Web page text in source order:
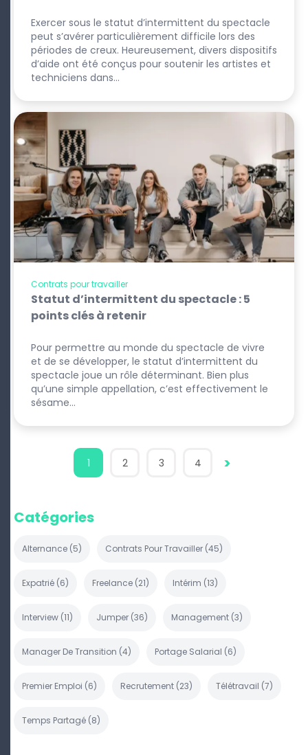
Exercer sous le statut d’intermittent du spectacle
peut s’avérer particulièrement difficile lors des
périodes de creux. Heureusement, divers dispositifs
d’aide ont été conçus pour soutenir les artistes et
techniciens dans…
Contrats pour travailler
Statut d’intermittent du spectacle : 5
points clés à retenir
Pour permettre au monde du spectacle de vivre
et de se développer, le statut d’intermittent du
spectacle joue un rôle déterminant. Bien plus
qu’une simple appellation, c’est effectivement le
sésame…
1 2 3 4 >
Catégories
Alternance (5) Contrats Pour Travailler (45)
Expatrié (6) Freelance (21) Intérim (13)
Interview (11) Jumper (36) Management (3)
Manager De Transition (4) Portage Salarial (6)
Premier Emploi (6) Recrutement (23) Télétravail (7)
Temps Partagé (8)